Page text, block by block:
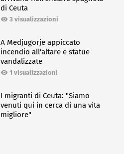
di Ceuta
3 visualizzazioni
A Medjugorje appiccato
incendio all'altare e statue
vandalizzate
1 visualizzazioni
I migranti di Ceuta: "Siamo
venuti qui in cerca di una vita
migliore"